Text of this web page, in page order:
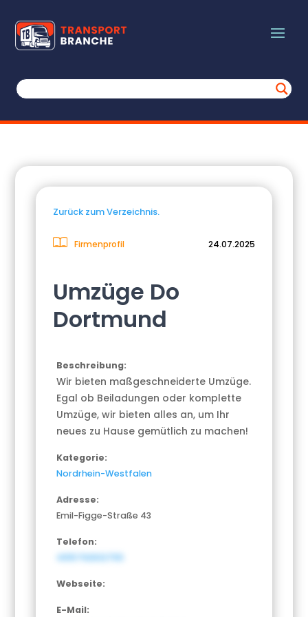
Zurück zum Verzeichnis.
Firmenprofil 24.07.2025
Umzüge Do
Dortmund
Beschreibung:
Wir bieten maßgeschneiderte Umzüge.
Egal ob Beiladungen oder komplette
Umzüge, wir bieten alles an, um Ihr
neues zu Hause gemütlich zu machen!
Kategorie:
Nordrhein-Westfalen
Adresse:
Emil-Figge-Straße 43
Telefon:
4915792632755
Webseite:
E-Mail: